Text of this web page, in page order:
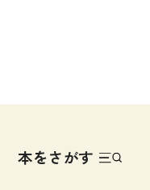
著作権について
子ども向け
本をさがす